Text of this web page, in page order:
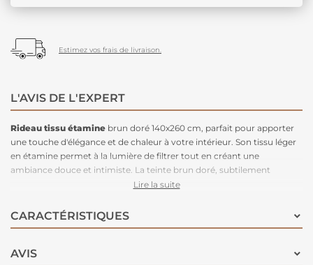
Estimez vos frais de livraison.
L'AVIS DE L'EXPERT
Rideau tissu étamine brun doré 140x260 cm, parfait pour apporter
une touche d'élégance et de chaleur à votre intérieur. Son tissu léger
en étamine permet à la lumière de filtrer tout en créant une
ambiance douce et intimiste. La teinte brun doré, subtilement
lumineuse, ajoute une dimension sophistiquée et raffinée à votre
fenêtres de taille moyenne à grande et s'installe facilement grâce à ses
œillets. Cerideau s'intègre idéalement dans desespaces modernes,
chaleureuse et luxueuse à votre salon, chambre ou bureau.
Lire la suite
CARACTÉRISTIQUES
AVIS